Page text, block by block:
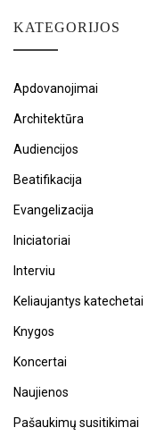
KATEGORIJOS
Apdovanojimai
Architektūra
Audiencijos
Beatifikacija
Evangelizacija
Iniciatoriai
Interviu
Keliaujantys katechetai
Knygos
Koncertai
Naujienos
Pašaukimų susitikimai